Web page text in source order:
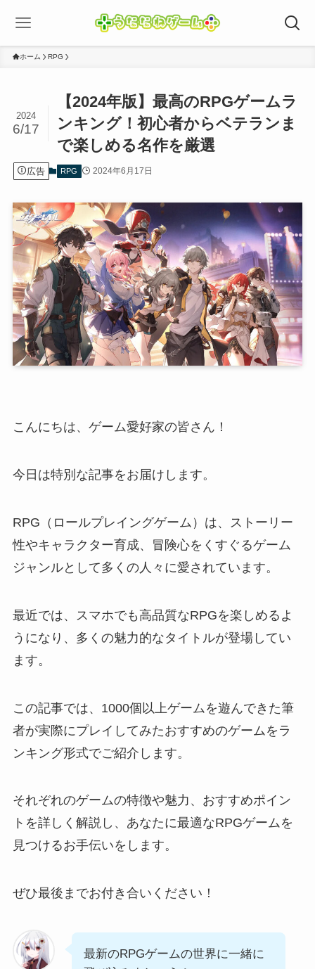
ホーム RPG
【2024年版】最高のRPGゲームラ
ンキング！初心者からベテランま
で楽しめる名作を厳選
2024
6/17
広告 RPG 2024年6月17日
こんにちは、ゲーム愛好家の皆さん！
今日は特別な記事をお届けします。
RPG（ロールプレイングゲーム）は、ストーリー
性やキャラクター育成、冒険心をくすぐるゲーム
ジャンルとして多くの人々に愛されています。
最近では、スマホでも高品質なRPGを楽しめるよ
うになり、多くの魅力的なタイトルが登場してい
ます。
この記事では、1000個以上ゲームを遊んできた筆
者が実際にプレイしてみたおすすめのゲームをラ
ンキング形式でご紹介します。
それぞれのゲームの特徴や魅力、おすすめポイン
トを詳しく解説し、あなたに最適なRPGゲームを
見つけるお手伝いをします。
ぜひ最後までお付き合いください！
最新のRPGゲームの世界に一緒に